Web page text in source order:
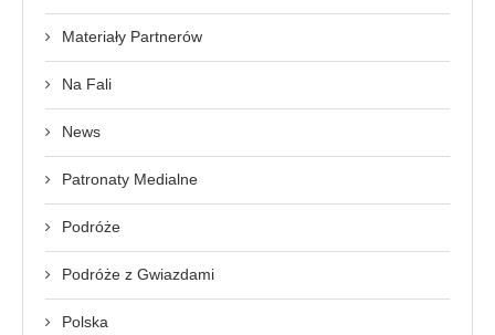
Materiały Partnerów
Na Fali
News
Patronaty Medialne
Podróże
Podróże z Gwiazdami
Polska